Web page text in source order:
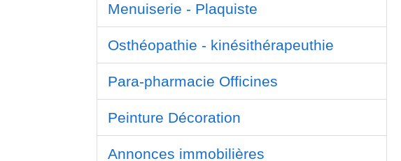
Menuiserie - Plaquiste
Osthéopathie - kinésithérapeuthie
Para-pharmacie Officines
Peinture Décoration
Annonces immobilières